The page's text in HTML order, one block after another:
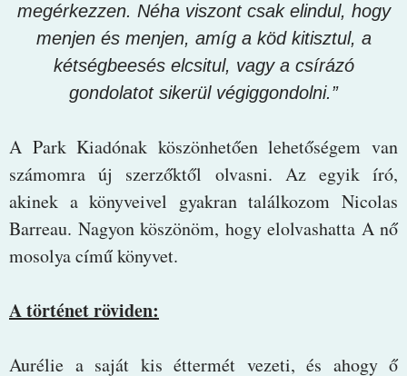
megérkezzen. Néha viszont csak elindul, hogy
menjen és menjen, amíg a köd kitisztul, a
kétségbeesés elcsitul, vagy a csírázó
gondolatot sikerül végiggondolni.”
A Park Kiadónak köszönhetően lehetőségem van
számomra új szerzőktől olvasni. Az egyik író,
akinek a könyveivel gyakran találkozom Nicolas
Barreau. Nagyon köszönöm, hogy elolvashatta A nő
mosolya című könyvet.
A történet röviden:
Aurélie a saját kis éttermét vezeti, és ahogy ő